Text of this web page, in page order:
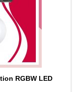
RGBW LED